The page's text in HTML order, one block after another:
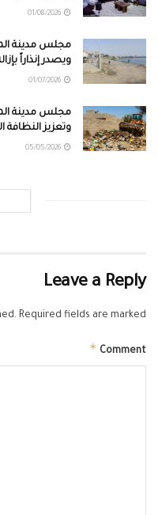
مجلس مدينة
ويصدر إنذاراً
مجلس مدينة
وتعزيز النظافة
Leave a Reply
Required fields are marked
Comment
*